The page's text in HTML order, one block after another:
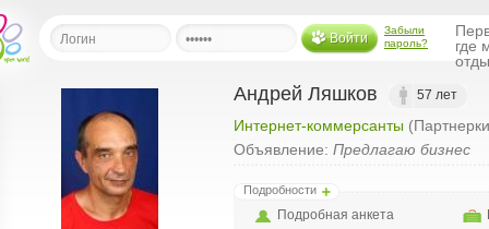
Войти
Забыли
пароль?
где
Андрей Ляшков 57 лет
Интернет-коммерсанты
Объявление: Предлагаю бизнес
Подробности
Подробная анкета